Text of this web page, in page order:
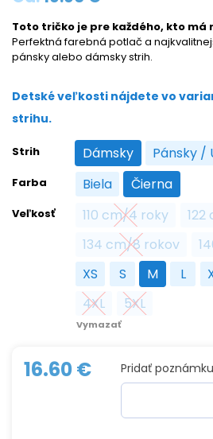
Toto tričko je pre každého, kto
Perfektná farebná potlač a
pánsky alebo dámsky strih.
Detské veľkosti nájdete vo
strihu.
Strih Dámsky
Dámsky Pánsky /
Farba Biela
Biela Čierna
Čierna
Veľkosť 110 cm/4 roky
110 cm/4 roky
134 cm/8 rokov
134 cm/8
XS
XS S
S M
M LL
4XL
4XL 5XL
5XL
Vymazať
16.60€ Pridať poznámku